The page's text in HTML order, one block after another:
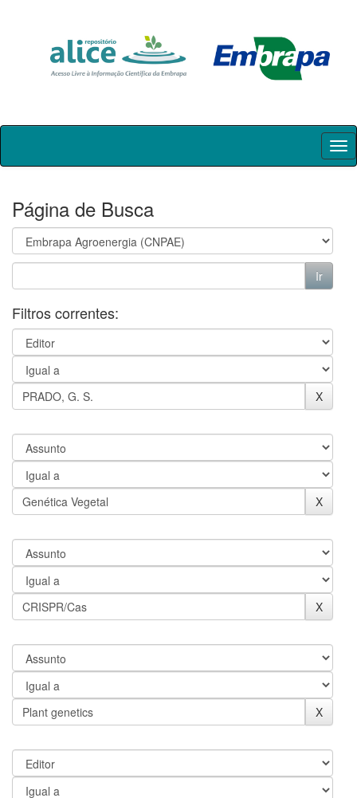
Skip
Página de Busca
Filtros correntes: